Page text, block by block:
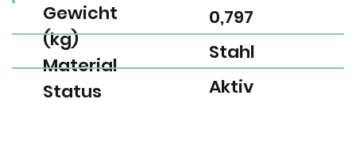
Gewicht
(kg)
Material
Status
0,797
Stahl
Aktiv